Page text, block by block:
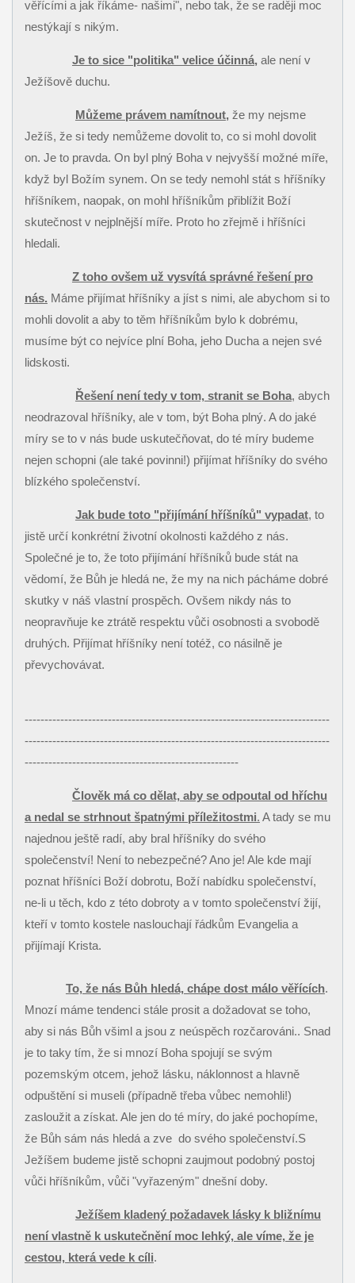
věřícími a jak říkáme- našimi", nebo tak, že se raději moc
nestýkají s nikým.
Je to sice "politika" velice účinná,ale není v
Ježíšově duchu.
Můžeme právem namítnout,že my nejsme
Ježíš, že si tedy nemůžeme dovolit to, co si mohl dovolit
on. Je to pravda. On byl plný Boha v nejvyšší možné míře,
když byl Božím synem. On se tedy nemohl stát s hříšníky
hříšníkem, naopak, on mohl hříšníkům přiblížit Boží
skutečnost v nejplnější míře. Proto ho zřejmě i hříšníci
hledali.
Z toho ovšem už vysvítá správné řešení pro
nás. Máme přijímat hříšníky a jíst s nimi, ale abychom si to
mohli dovolit a aby to těm hříšníkům bylo k dobrému,
musíme být co nejvíce plní Boha, jeho Ducha a nejen své
lidskosti.
Řešení není tedy v tom, stranit se Boha, abych
neodrazoval hříšníky, ale v tom, být Boha plný. A do jaké
míry se to v nás bude uskutečňovat, do té míry budeme
nejen schopni (ale také povinni!) přijímat hříšníky do svého
blízkého společenství.
Jak bude toto "přijímání hříšníků" vypadat, to
jistě určí konkrétní životní okolnosti každého z nás.
Společné je to, že toto přijímání hříšníků bude stát na
vědomí, že Bůh je hledá ne, že my na nich pácháme dobré
skutky v náš vlastní prospěch. Ovšem nikdy nás to
neopravňuje ke ztrátě respektu vůči osobnosti a svobodě
druhých. Přijímat hříšníky není totéž, co násilně je
převychovávat.
-----------------------------------------------------------------------------
-----------------------------------------------------------------------------
------------------------------------------------------
Člověk má co dělat, aby se odpoutal od hříchu
a nedal se strhnout špatnými příležitostmi. A tady se mu
najednou ještě radí, aby bral hříšníky do svého
společenství! Není to nebezpečné? Ano je! Ale kde mají
poznat hříšníci Boží dobrotu, Boží nabídku společenství,
ne-li u těch, kdo z této dobroty a v tomto společenství žijí,
kteří v tomto kostele naslouchají řádkům Evangelia a
přijímají Krista.
To, že nás Bůh hledá, chápe dost málo věřících.
Mnozí máme tendenci stále prosit a dožadovat se toho,
aby si nás Bůh všiml a jsou z neúspěch rozčarováni.. Snad
je to taky tím, že si mnozí Boha spojují se svým
pozemským otcem, jehož lásku, náklonnost a hlavně
odpuštění si museli (případně třeba vůbec nemohli!)
zasloužit a získat. Ale jen do té míry, do jaké pochopíme,
že Bůh sám nás hledá a zve do svého společenství.S
Ježíšem budeme jistě schopni zaujmout podobný postoj
vůči hříšníkům, vůči "vyřazeným" dnešní doby.
Ježíšem kladený požadavek lásky k bližnímu
není vlastně k uskutečnění moc lehký, ale víme, že je
cestou, která vede k cíli.